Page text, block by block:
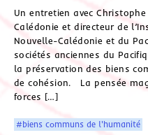
Un entretien avec
Calédonie et directeur de
Nouvelle-Calédonie et du
sociétés anciennes du
la préservation des biens
de cohésion. La pensée
forces […]
#biens communs de l'humanité